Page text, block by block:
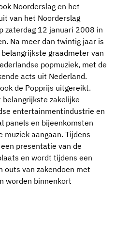
Noorderslag en het
van het Noorderslag
zaterdag 12 januari 2008 in
Na meer dan twintig jaar is
graadmeter van
popmuziek, met de
acts uit Nederland.
de Popprijs uitgereikt.
belangrijkste zakelijke
entertainmentindustrie en
panels en bijeenkomsten
muziek aangaan. Tijdens
presentatie van de
en wordt tijdens een
outs van zakendoen met
worden binnenkort